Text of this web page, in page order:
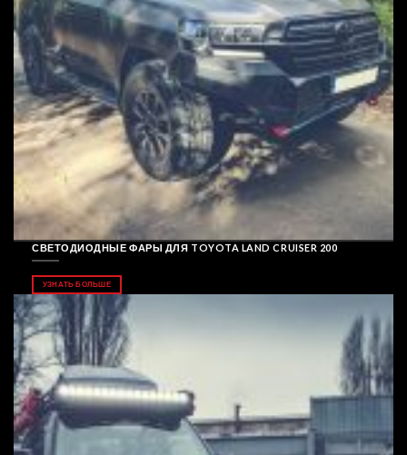
СВЕТОДИОДНЫЕ ФАРЫ ДЛЯ TOYOTA LAND CRUISER 200
УЗНАТЬ БОЛЬШЕ